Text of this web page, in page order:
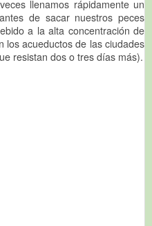
llenamos rápidamente un
de sacar nuestros peces
a la alta concentración de
los acueductos de las ciudades
resistan dos o tres días más).